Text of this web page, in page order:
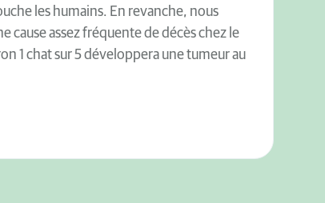
les humains. En revanche, nous
cause assez fréquente de décès chez le
1 chat sur 5 développera une tumeur au